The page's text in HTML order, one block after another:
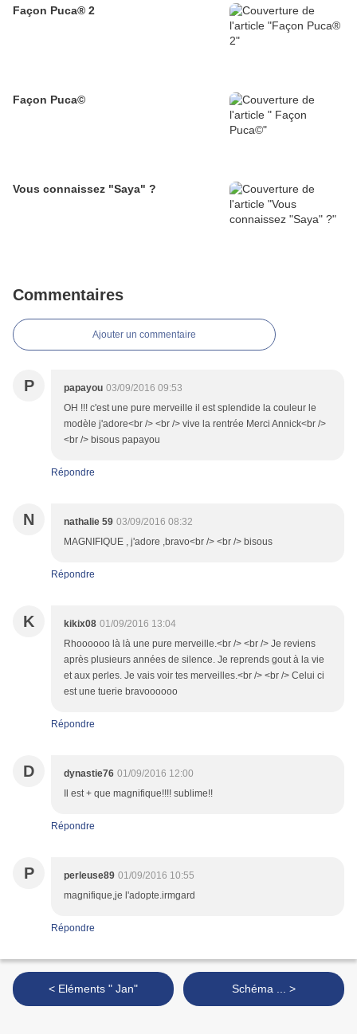
Façon Puca® 2
Façon Puca©
Vous connaissez "Saya" ?
Commentaires
Ajouter un commentaire
P papayou 03/09/2016 09:53
OH !!! c'est une pure merveille il est splendide la couleur le
modèle j'adore<br /> <br /> vive la rentrée Merci Annick<br />
<br /> bisous papayou
Répondre
N nathalie 59 03/09/2016 08:32
MAGNIFIQUE , j'adore ,bravo<br /> <br /> bisous
Répondre
K kikix08 01/09/2016 13:04
Rhoooooo là là une pure merveille.<br /> <br /> Je reviens
après plusieurs années de silence. Je reprends gout à la vie
et aux perles. Je vais voir tes merveilles.<br /> <br /> Celui ci
est une tuerie bravoooooo
Répondre
D dynastie76 01/09/2016 12:00
Il est + que magnifique!!!! sublime!!
Répondre
P perleuse89 01/09/2016 10:55
magnifique,je l'adopte.irmgard
Répondre
< Eléments " Jan" Schéma ... >